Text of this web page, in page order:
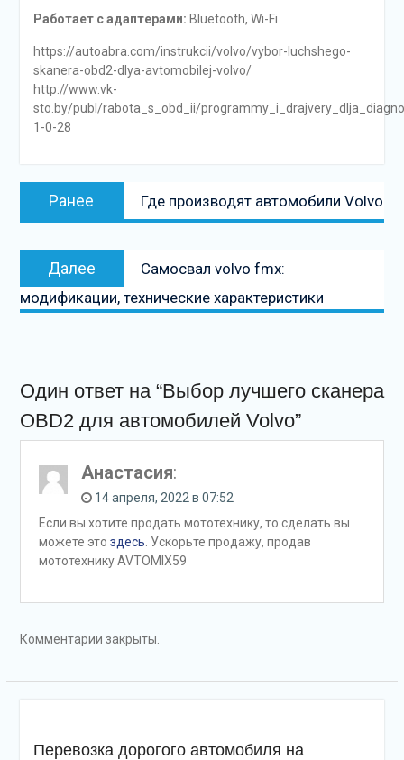
Работает с адаптерами: Bluetooth, Wi-Fi
https://autoabra.com/instrukcii/volvo/vybor-luchshego-
skanera-obd2-dlya-avtomobilej-volvo/
http://www.vk-
sto.by/publ/rabota_s_obd_ii/
1-0-28
Навигация
Ранее
Предыдущая
запись:
Где производят автомобили Volvo
Далее
Следующая
запись
Самосвал volvo fmx:
модификации, технические характеристики
Один ответ на “Выбор лучшего сканера
OBD2 для автомобилей Volvo”
Анастасия:
14 апреля, 2022 в 07:52
Если вы хотите продать мототехнику, то сделать вы
можете это здесь . Ускорьте продажу, продав
мототехнику AVTOMIX59
Комментарии закрыты.
Перевозка дорогого автомобиля на